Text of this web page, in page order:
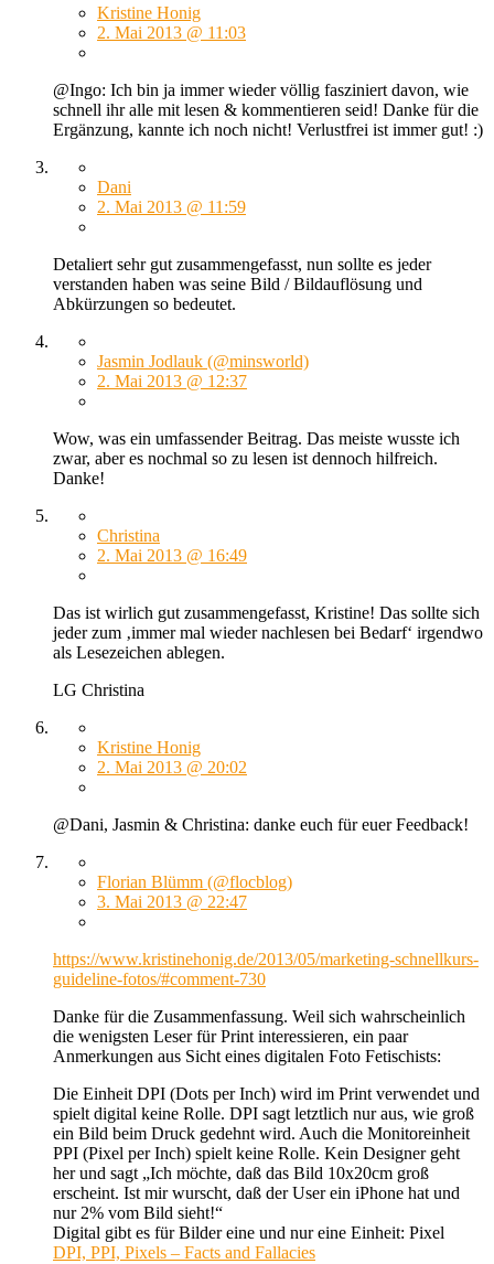
Kristine Honig
2. Mai 2013 @ 11:03
@Ingo: Ich bin ja immer wieder völlig fasziniert davon, wie
schnell ihr alle mit lesen & kommentieren seid! Danke für die
Ergänzung, kannte ich noch nicht! Verlustfrei ist immer gut! :)
Dani
2. Mai 2013 @ 11:59
Detaliert sehr gut zusammengefasst, nun sollte es jeder
verstanden haben was seine Bild / Bildauflösung und
Abkürzungen so bedeutet.
Jasmin Jodlauk (@minsworld)
2. Mai 2013 @ 12:37
Wow, was ein umfassender Beitrag. Das meiste wusste ich
zwar, aber es nochmal so zu lesen ist dennoch hilfreich.
Danke!
Christina
2. Mai 2013 @ 16:49
Das ist wirlich gut zusammengefasst, Kristine! Das sollte sich
jeder zum ‚immer mal wieder nachlesen bei Bedarf‘ irgendwo
als Lesezeichen ablegen.
LG Christina
Kristine Honig
2. Mai 2013 @ 20:02
@Dani, Jasmin & Christina: danke euch für euer Feedback!
Florian Blümm (@flocblog)
3. Mai 2013 @ 22:47
https://www.kristinehonig.de/2013/05/marketing-schnellkurs-
guideline-fotos/#comment-730
Danke für die Zusammenfassung. Weil sich wahrscheinlich
die wenigsten Leser für Print interessieren, ein paar
Anmerkungen aus Sicht eines digitalen Foto Fetischists:
Die Einheit DPI (Dots per Inch) wird im Print verwendet und
spielt digital keine Rolle. DPI sagt letztlich nur aus, wie groß
ein Bild beim Druck gedehnt wird. Auch die Monitoreinheit
PPI (Pixel per Inch) spielt keine Rolle. Kein Designer geht
her und sagt „Ich möchte, daß das Bild 10x20cm groß
erscheint. Ist mir wurscht, daß der User ein iPhone hat und
nur 2% vom Bild sieht!“
Digital gibt es für Bilder eine und nur eine Einheit: Pixel
DPI, PPI, Pixels – Facts and Fallacies